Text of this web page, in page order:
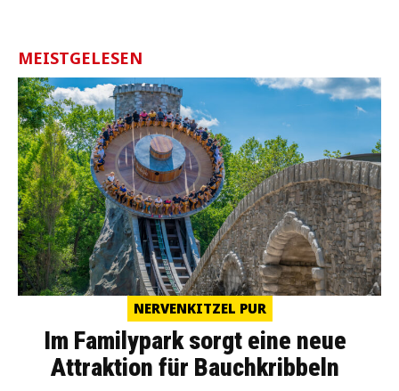
MEISTGELESEN
NERVENKITZEL PUR
Im Familypark sorgt eine neue
Attraktion für Bauchkribbeln